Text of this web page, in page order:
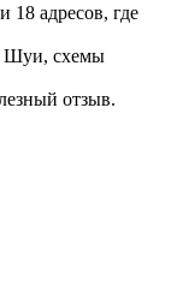
адресов, где
Шуи, схемы
отзыв.